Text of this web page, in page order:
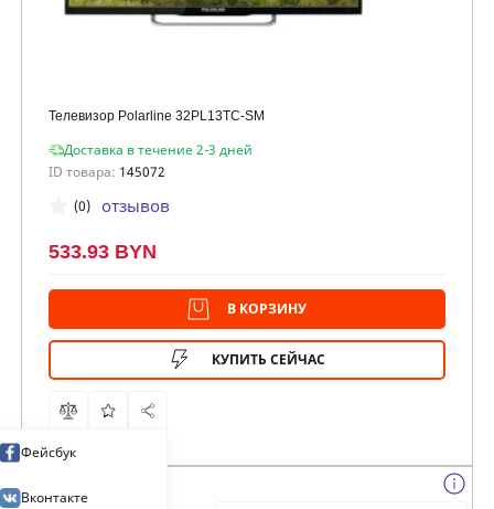
Телевизор Polarline 32PL13TC-SM
Доставка в течение 2-3 дней
ID товара: 145072
(0) отзывов
533.93 BYN
В КОРЗИНУ
КУПИТЬ СЕЙЧАС
Фейсбук
Вконтакте